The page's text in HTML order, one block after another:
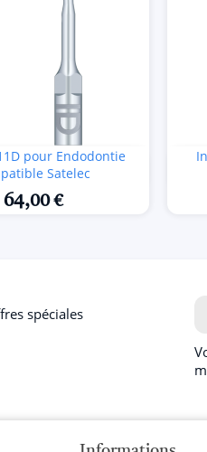
pour Endodontie
Satelec
64,00 €
rapide
spéciales